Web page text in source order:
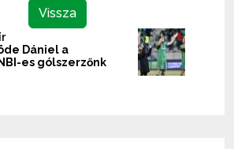
Vissza
Dániel a
es gólszerzőnk